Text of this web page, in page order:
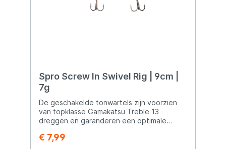
Spro Screw In Swivel Rig | 9cm |
7g
De geschakelde tonwartels zijn voorzien
van topklasse Gamakatsu Treble 13
dreggen en garanderen een optimale
zijn deze uitgevoerd met RVS pinnetjes die
€ 7,99